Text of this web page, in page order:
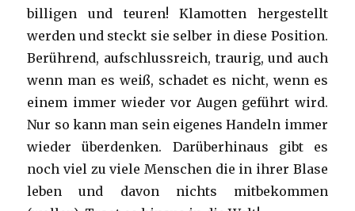
billigen und teuren! Klamotten hergestellt
werden und steckt sie selber in diese Position.
Berührend, aufschlussreich, traurig, und auch
wenn man es weiß, schadet es nicht, wenn es
einem immer wieder vor Augen geführt wird.
Nur so kann man sein eigenes Handeln immer
wieder überdenken. Darüberhinaus gibt es
noch viel zu viele Menschen die in ihrer Blase
leben und davon nichts mitbekommen